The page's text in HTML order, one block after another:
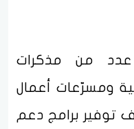
من مذكرات
ومسرّعات أعمال
توفير برامج دعم